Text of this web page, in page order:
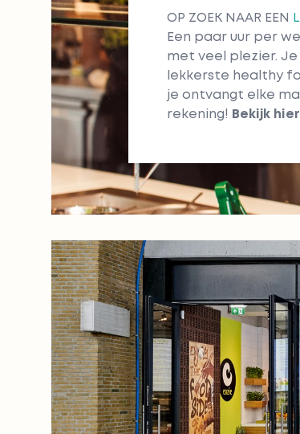
OP ZOEK NAAR EEN
Een paar uur per
met veel plezier.
lekkerste healthy
je ontvangt elke
rekening! Bekijk hier